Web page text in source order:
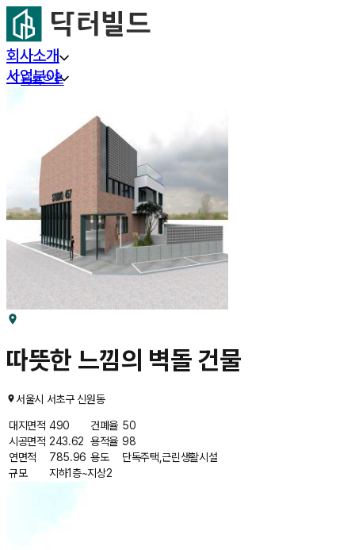
회사소개
사업분야
부동산 리서치
고객센터
목록으로
따뜻한 느낌의 벽돌 건물
서울시 서초구 신원동
대지면적 490 건폐율 50
시공면적 243.62 용적율 98
연면적
785.96 용도
단독주택,근린생활시설
규모
지하1층~지상2